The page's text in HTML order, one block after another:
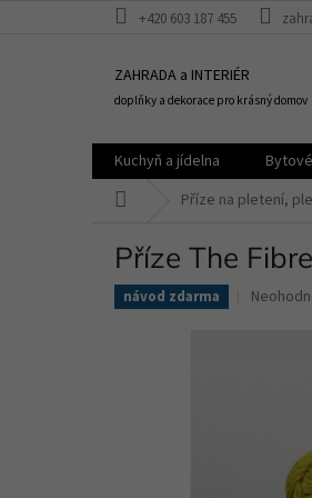
+420 603 187 455
ZAHRADA a INTERIÉR
doplňky a dekorace pro krásný domov
Kuchyň a jídelna
Příze na pletení,
Příze The
návod zdarma